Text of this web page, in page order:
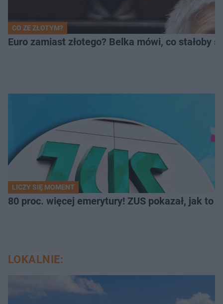
CO ZE ZŁOTYM?
Euro zamiast złotego? Belka mówi, co stałoby
LICZY SIĘ MOMENT
80 proc. więcej emerytury! ZUS pokazał, jak to
LOKALNIE: